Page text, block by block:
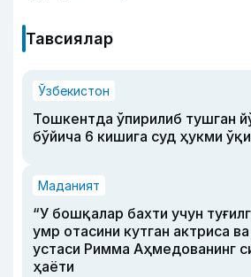
Тавсиялар
Ўзбекистон
Тошкентда ўпирилиб тушган
бўйича 6 кишига суд ҳукми
Маданият
“У бошқалар бахти учун
умр отасини кутган актриса
устаси Римма Аҳмедованинг
ҳаёти